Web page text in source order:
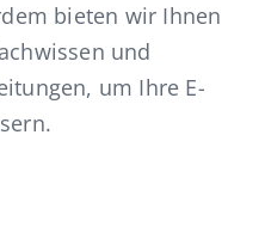
bieten wir Ihnen
und
um Ihre E-